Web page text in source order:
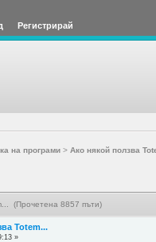
Регистрирай
на програми> Ако някой ползва
(Прочетена 8857 пъти)
Totem...
»